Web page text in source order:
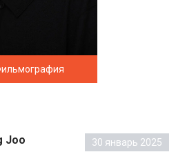
Joo 30 январь 2025